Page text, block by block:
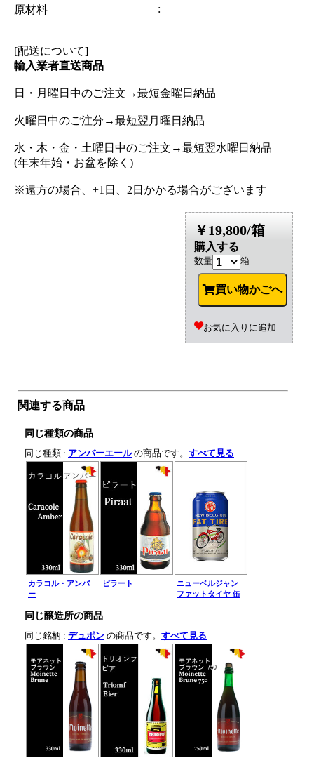
原材料
:
[配送について]
輸入業者直送商品
日・月曜日中のご注文→最短金曜日納品
火曜日中のご注分→最短翌月曜日納品
水・木・金・土曜日中のご注文→最短翌水曜日納品
(年末年始・お盆を除く)
※遠方の場合、+1日、2日かかる場合がございます
￥19,800/箱
購入する
数量 箱
買い物かごへ
お気に入りに追加
関連する商品
同じ種類の商品
同じ種類 : アンバーエールの商品です。 すべて見る
カラコル・アンバ
ー
ピラート
ニューベルジャン
ファットタイヤ 缶
同じ醸造所の商品
同じ銘柄 : デュポン の商品です。 すべて見る